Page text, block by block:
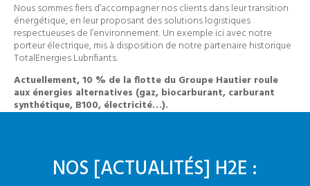
Nous sommes fiers d’accompagner nos clients dans leur transition
énergétique, en leur proposant des solutions logistiques
respectueuses de l’environnement. Un exemple ici avec notre
porteur électrique, mis à disposition de notre partenaire historique
TotalEnergies Lubrifiants.
Actuellement, 10 % de la flotte du Groupe Hautier roule
aux énergies alternatives (gaz, biocarburant, carburant
synthétique, B100, électricité…).
NOS [ACTUALITÉS] H2E :